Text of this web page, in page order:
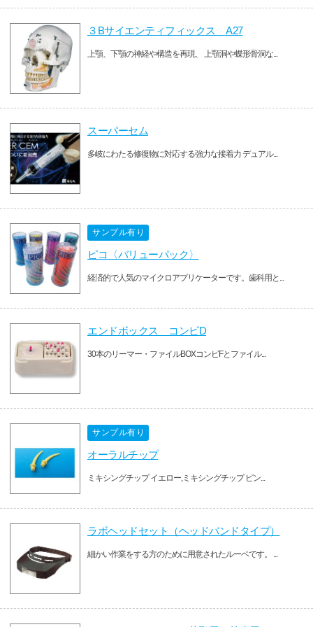
３Bサイエンティフィックス A27
上顎、下顎の神経や構造を再現、 上顎洞や蝶形骨洞な...
スーパーセム
多岐にわたる修復物に対応する強力な接着力 デュアル...
サンプル有り
ピコ〈バリューパック〉
経済的で人気のマイクロアプリケーターです。歯科用と...
エンドボックス コンビD
30本のリーマー・ファイルBOXコンビFとファイル...
サンプル有り
オーラルチップ
ミキシングチップ イエロー,ミキシングチップ ピン...
ラボヘッドセット（ヘッドバンドタイプ）
細かい作業をする方のために用意されたルーペです。 ...